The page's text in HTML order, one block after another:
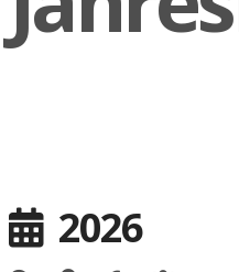
2026